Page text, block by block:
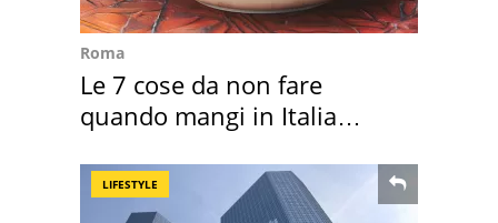
Roma
Le 7 cose da non fare
quando mangi in Italia
LIFESTYLE